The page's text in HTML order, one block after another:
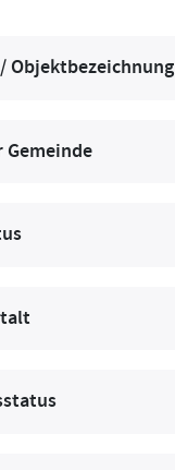
Objektbezeichnung
Gemeinde